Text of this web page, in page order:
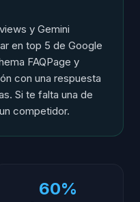
y Gemini
en top 5 de Google
FAQPage y
con una respuesta
Si te falta una de
competidor.
60%